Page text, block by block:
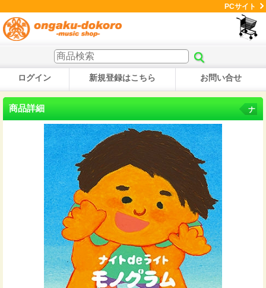
PCサイト
ログイン 新規登録はこちら お問い合せ
商品詳細 ナ